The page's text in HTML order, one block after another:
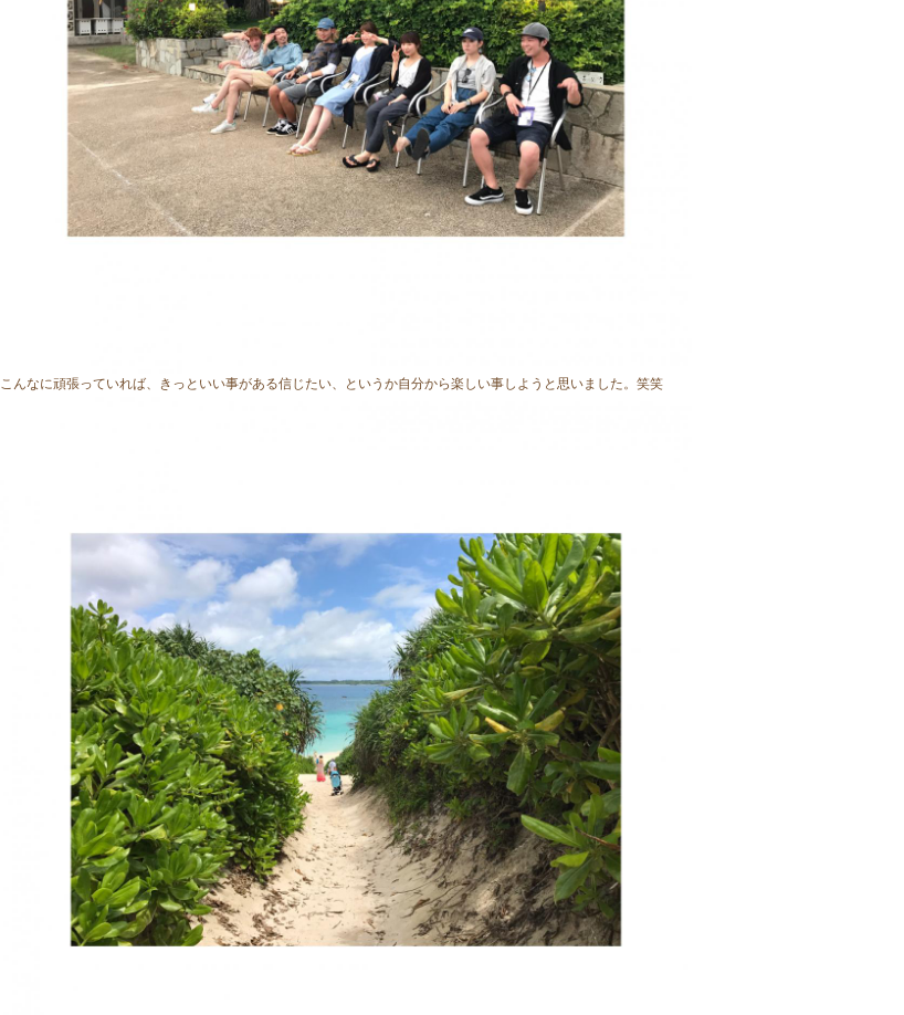
こんなに頑張っていれば、きっといい事がある信じたい、というか自分から楽しい事しようと思いました。笑笑